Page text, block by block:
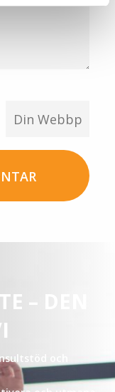
– DEN
och